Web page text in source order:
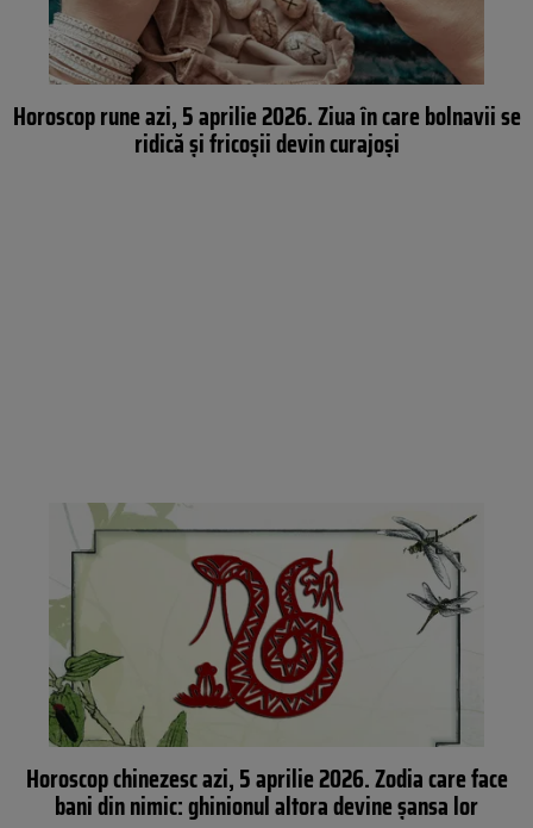
Horoscop rune azi, 5 aprilie 2026. Ziua în care bolnavii se
ridică și fricoșii devin curajoși
Horoscop chinezesc azi, 5 aprilie 2026. Zodia care face
bani din nimic: ghinionul altora devine șansa lor